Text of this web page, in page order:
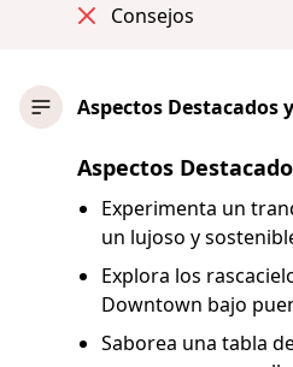
Consejos
Aspectos Destacados
Aspectos
Experimenta un
un lujoso y
Explora los
Downtown bajo
Saborea una tabla